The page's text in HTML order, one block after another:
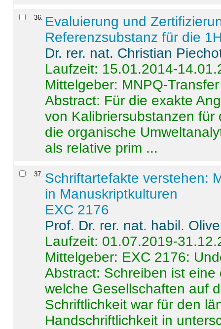
36. Evaluierung und
Referenzsubstanz für die
Dr. rer. nat. Christian
Laufzeit: 15.01.2014-
Mittelgeber: MNPQ-Transfer
Abstract: Für die exakte
von Kalibriersubstanzen
die organische
als relative prim ...
37. Schriftartefakte verstehen:
in Manuskriptkulturen
EXC 2176
Prof. Dr. rer. nat. habil.
Laufzeit: 01.07.2019-
Mittelgeber: EXC 2176:
Abstract: Schreiben ist
welche Gesellschaften auf
Schriftlichkeit war für den
Handschriftlichkeit in